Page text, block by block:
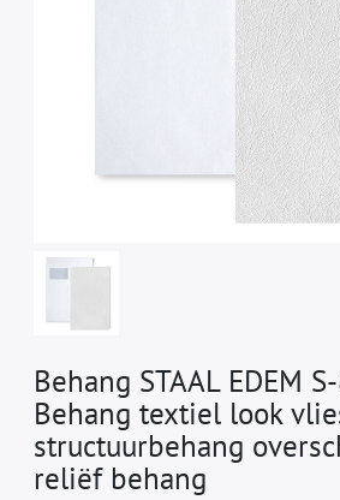
Behang STAAL EDEM
Behang textiel look
structuurbehang
reliëf behang